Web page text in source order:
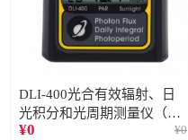
DLI-400光合有效辐射、日
光积分和光周期测量仪（仅
阳光）
¥0 ¥0